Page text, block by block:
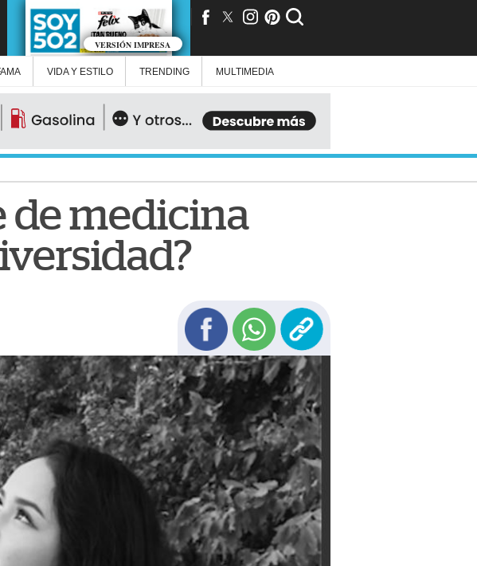
VERSIÓN IMPRESA
VIDA Y ESTILO TRENDING MULTIMEDIA
de medicina